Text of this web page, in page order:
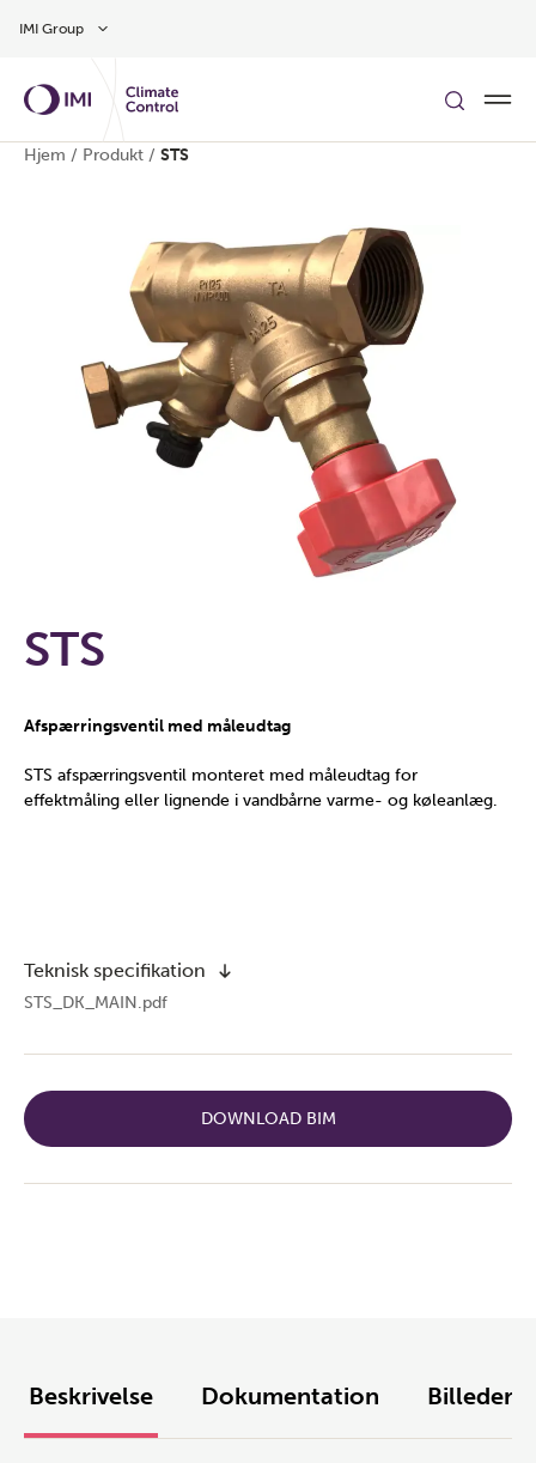
IMI Group
Hjem / Produkt / STS
STS
Afspærringsventil med måleudtag
STS afspærringsventil monteret med måleudtag for
effektmåling eller lignende i vandbårne varme- og køleanlæg.
Teknisk specifikation
STS_DK_MAIN.pdf
DOWNLOAD BIM
Beskrivelse Dokumentation Billeder